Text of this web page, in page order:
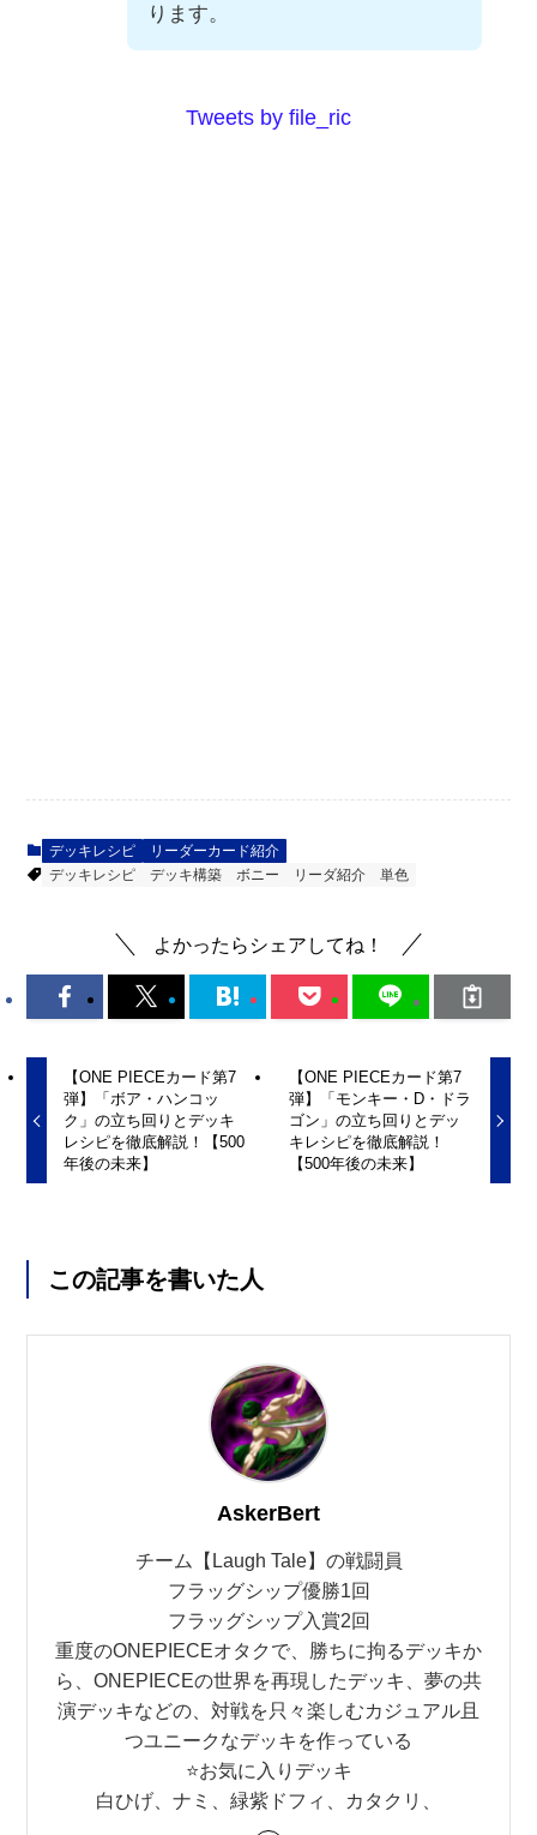
ります。
Tweets by file_ric
デッキレシピ
リーダーカード紹介
デッキレシピ
デッキ構築 ボニー リーダ紹介 単色
よかったらシェアしてね！
【ONE PIECEカード第7
弾】「ボア・ハンコッ
ク」の立ち回りとデッキ
レシピを徹底解説！【500
年後の未来】
【ONE PIECEカード第7
弾】「モンキー・D・ドラ
ゴン」の立ち回りとデッ
キレシピを徹底解説！
【500年後の未来】
この記事を書いた人
AskerBert
チーム【Laugh Tale】の戦闘員
フラッグシップ優勝1回
フラッグシップ入賞2回
重度のONEPIECEオタクで、勝ちに拘るデッキか
ら、ONEPIECEの世界を再現したデッキ、夢の共
演デッキなどの、対戦を只々楽しむカジュアル且
つユニークなデッキを作っている
⭐️お気に入りデッキ
白ひげ、ナミ、緑紫ドフィ、カタクリ、